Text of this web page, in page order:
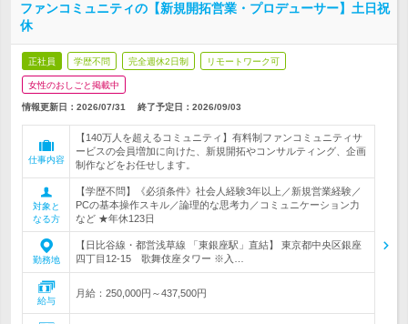
ファンコミュニティの【新規開拓営業・プロデューサー】土日祝
休
正社員 学歴不問 完全週休2日制 リモートワーク可
女性のおしごと掲載中
情報更新日：2026/07/31 終了予定日： 2026/09/03
仕事内容
【140万人を超えるコミュニティ】有料制ファンコミュニティサ
ービスの会員増加に向けた、新規開拓やコンサルティング、企画
制作などをお任せします。
対象と
なる方
【学歴不問】《必須条件》社会人経験3年以上／新規営業経験／
PCの基本操作スキル／論理的な思考力／コミュニケーション力
など ★年休123日
勤務地
【日比谷線・都営浅草線 「東銀座駅」直結】 東京都中央区銀座
四丁目12-15 歌舞伎座タワー ※入…
給与
月給：250,000円～437,500円